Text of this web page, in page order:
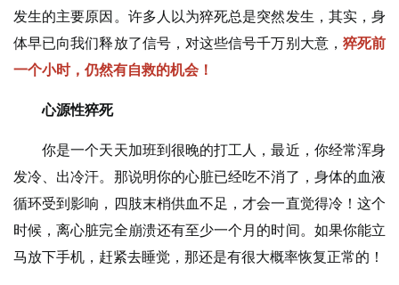
发生的主要原因。许多人以为猝死总是突然发生，其实，身
体早已向我们释放了信号，对这些信号千万别大意， 猝死前
一个小时，仍然有自救的机会！
心源性猝死
你是一个天天加班到很晚的打工人，最近，你经常浑身
发冷、出冷汗。那说明你的心脏已经吃不消了，身体的血液
循环受到影响，四肢末梢供血不足，才会一直觉得冷！这个
时候，离心脏完全崩溃还有至少一个月的时间。如果你能立
马放下手机，赶紧去睡觉，那还是有很大概率恢复正常的！